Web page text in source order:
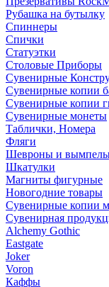
Рубашка на бутылку
Спиннеры
Спички
Статуэтки
Столовые Приборы
Сувенирные
Сувенирные копии
Сувенирные копии
Сувенирные монеты
Таблички, Номера
Фляги
Шевроны и
Шкатулки
Магниты фигурные
Новогодние товары
Сувенирные копии
Сувенирная
Alchemy Gothic
Eastgate
Joker
Voron
Каффы